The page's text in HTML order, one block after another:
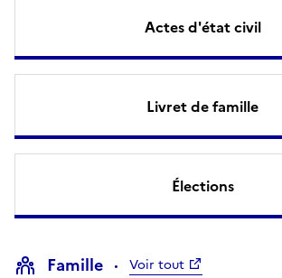
Actes d'état civil
Livret de famille
Élections
Famille Voir tout